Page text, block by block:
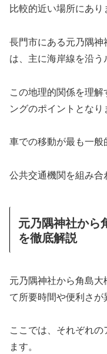
比較的近い場所にあり
長門市にある元乃隅
は、主に海岸線を沿う
この地理的関係を理
ングのポイントとなり
車での移動が最も一般
公共交通機関を組み合
元乃隅神社から
を徹底解説
元乃隅神社から角島
て所要時間や便利さが
ここでは、それぞれ
ます。